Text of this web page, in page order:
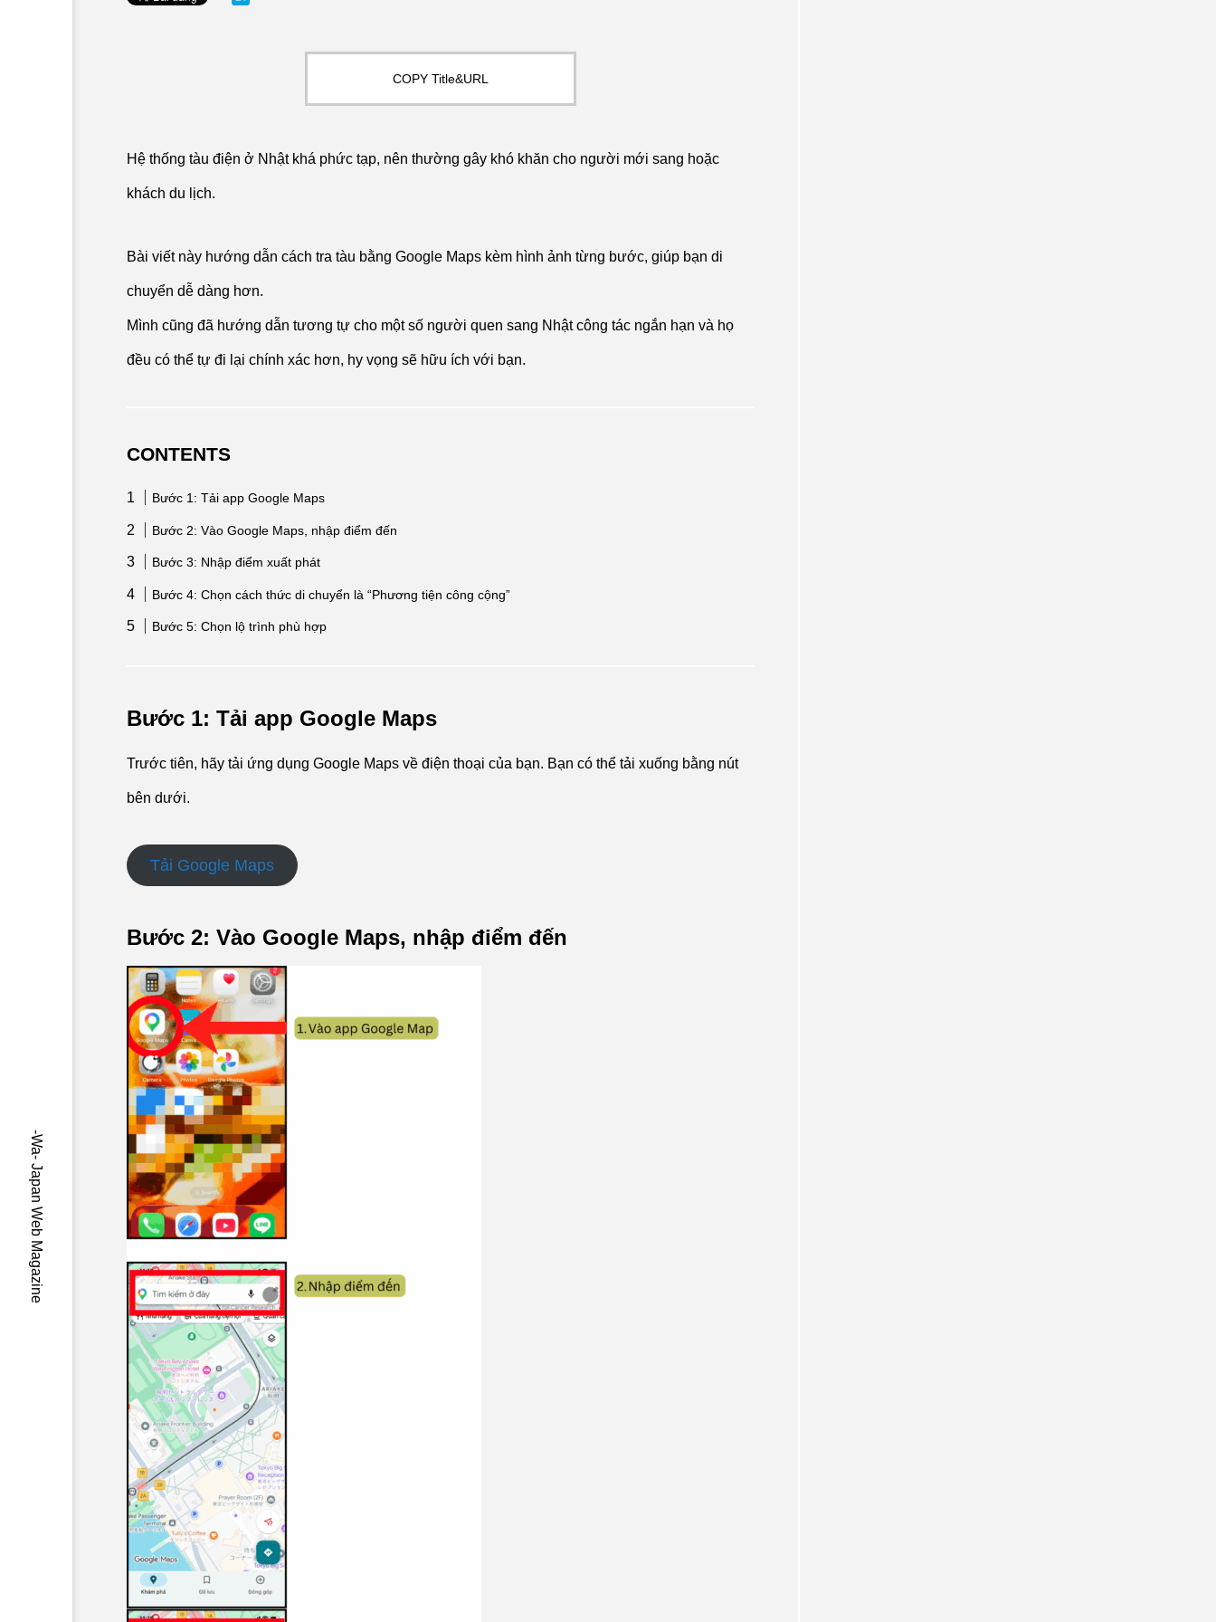
-Wa- Japan Web Magazine
COPY Title&URL
Hệ thống tàu điện ở Nhật khá phức tạp, nên thường gây khó khăn cho người mới sang hoặc
khách du lịch.
Bài viết này hướng dẫn cách tra tàu bằng Google Maps kèm hình ảnh từng bước, giúp bạn di
chuyển dễ dàng hơn.
Mình cũng đã hướng dẫn tương tự cho một số người quen sang Nhật công tác ngắn hạn và họ
đều có thể tự đi lại chính xác hơn, hy vọng sẽ hữu ích với bạn.
CONTENTS
Bước 1: Tải app Google Maps
Bước 2: Vào Google Maps, nhập điểm đến
Bước 3: Nhập điểm xuất phát
Bước 4: Chọn cách thức di chuyển là “Phương tiện công cộng”
Bước 5: Chọn lộ trình phù hợp
Bước 1: Tải app Google Maps
Trước tiên, hãy tải ứng dụng Google Maps về điện thoại của bạn. Bạn có thể tải xuống bằng nút
bên dưới.
Tải Google Maps
Bước 2: Vào Google Maps, nhập điểm đến